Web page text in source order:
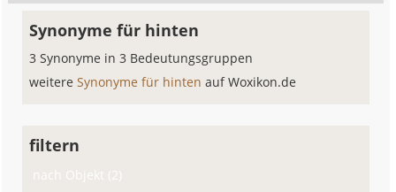
Synonyme für hinten
3 Synonyme in 3 Bedeutungsgruppen
weitereSynonyme für hintenauf Woxikon.de
filtern
nach Objekt (2)